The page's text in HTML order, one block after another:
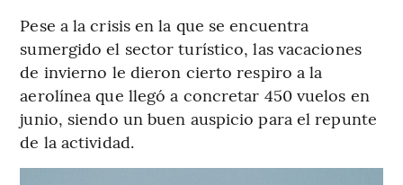
Pese a la crisis en la que se encuentra
sumergido el sector turístico, las vacaciones
de invierno le dieron cierto respiro a la
aerolínea que llegó a concretar 450 vuelos en
junio, siendo un buen auspicio para el repunte
de la actividad.